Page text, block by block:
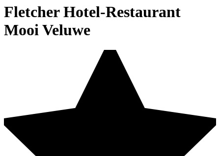
Fletcher Hotel-Restaurant
Mooi Veluwe